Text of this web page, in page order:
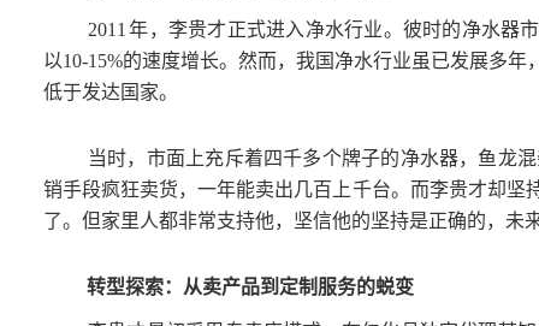
2011 年，李贵才正式进入净水行业。彼时的净水器
以10-15%的速度增长。然而，我国净水行业虽已发展多
低于发达国家。
当时，市面上充斥着四千多个牌子的净水器，鱼龙
销手段疯狂卖货，一年能卖出几百上千台。而李贵才却
了。但家里人都非常支持他，坚信他的坚持是正确的，未
转型探索：从卖产品到定制服务的蜕变